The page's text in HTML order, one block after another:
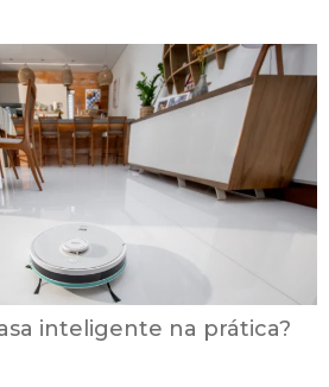
inteligente na prática?